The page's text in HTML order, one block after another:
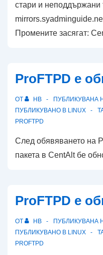
стари и неподдържани
Промените засягат:
ProFTPD е
ОТ HB ПУБЛИКУВАНА
ПУБЛИКУВАНО В LINUX
PROFTPD
След обявяването на
пакета в CentAlt бе
ProFTPD е
ОТ HB ПУБЛИКУВАНА
ПУБЛИКУВАНО В LINUX
PROFTPD